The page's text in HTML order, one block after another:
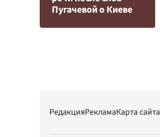
Пугачевой о Киеве
РедакцияРекламаКарта сайта